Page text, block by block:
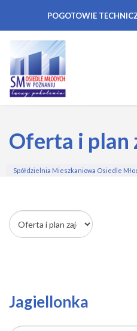
POGOTOWIE
Oferta i plan
Spółdzielnia Mieszkaniowa Osiedle
Jagiellonka